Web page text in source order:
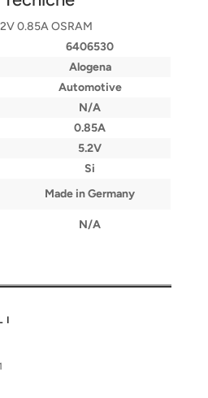
0.85A OSRAM
6406530
Alogena
Automotive
N/A
0.85A
5.2V
Si
Made in Germany
N/A